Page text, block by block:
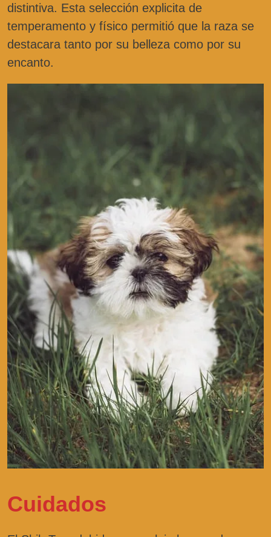
distintiva. Esta selección explicita de
temperamento y físico permitió que la raza se
destacara tanto por su belleza como por su
encanto.
Cuidados